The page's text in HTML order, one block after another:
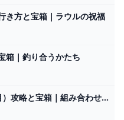
き方と宝箱｜ラウルの祝福
箱｜釣り合うかたち
インイサの祠（2つ目）攻略と宝箱｜組み合わせる力